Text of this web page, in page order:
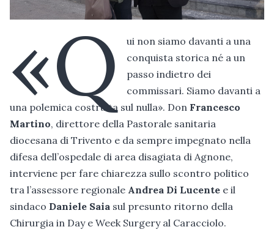
«Q
ui non siamo davanti a una
conquista storica né a un
passo indietro dei
commissari. Siamo davanti a
una polemica costruita sul nulla». Don Francesco
Martino, direttore della Pastorale sanitaria
diocesana di Trivento e da sempre impegnato nella
difesa dell’ospedale di area disagiata di Agnone,
interviene per fare chiarezza sullo scontro politico
tra l’assessore regionale Andrea Di Lucente e il
sindaco Daniele Saia sul presunto ritorno della
Chirurgia in Day e Week Surgery al Caracciolo.